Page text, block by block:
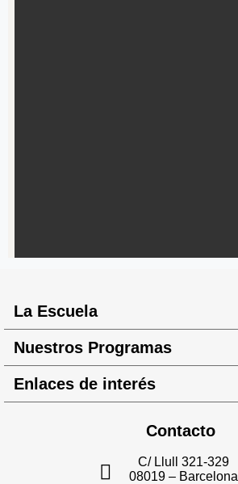
La Escuela
Nuestros Programas
Enlaces de interés
Contacto
C/ Llull 321-329
08019 – Barcelona